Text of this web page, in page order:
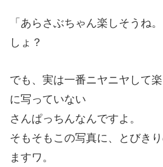
「あらさぶちゃん楽しそうね
しょ？
でも、実は一番ニヤニヤして
に写っていない
さんぱっちんなんですよ。
そもそもこの写真に、とびき
ますワ。